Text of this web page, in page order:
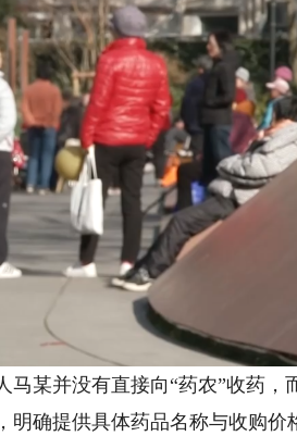
某并没有直接向“药农”收药，
明确提供具体药品名称与收购价